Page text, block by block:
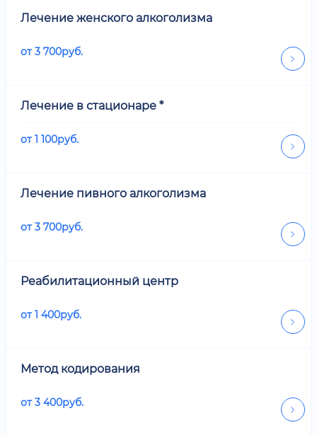
Лечение женского алкоголизма
от3 700руб.
Лечение в стационаре *
от1 100руб.
Лечение пивного алкоголизма
от3 700руб.
Реабилитационный центр
от1 400руб.
Метод кодирования
от3 400руб.